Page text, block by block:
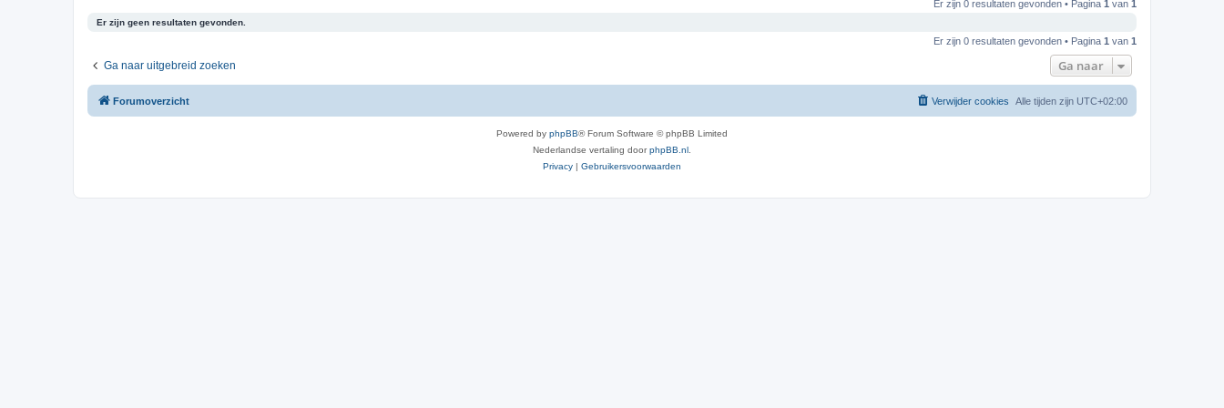
Er zijn 0 resultaten gevonden • Pagina 1 van 1
Er zijn geen resultaten gevonden.
Er zijn 0 resultaten gevonden • Pagina 1 van 1
Ga naar uitgebreid zoeken Ga naar
Forumoverzicht Alle tijden zijn UTC+02:00
Verwijder cookies
Powered by phpBB® Forum Software © phpBB Limited
Nederlandse vertaling doorphpBB.nl
Privacy | Gebruikersvoorwaarden